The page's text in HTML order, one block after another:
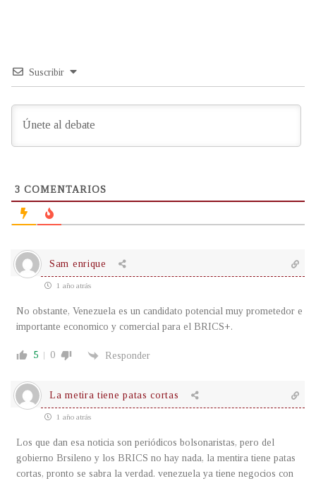
Suscribir
3 COMENTARIOS
Sam enrique
1 año atrás
No obstante, Venezuela es un candidato potencial muy prometedor e
importante economico y comercial para el BRICS+.
5 0 Responder
La metira tiene patas cortas
1 año atrás
Los que dan esa noticia son periódicos bolsonaristas, pero del
gobierno Brsileno y los BRICS no hay nada, la mentira tiene patas
cortas, pronto se sabra la verdad. venezuela ya tiene negocios con